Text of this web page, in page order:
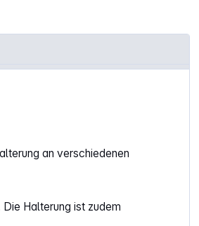
an verschiedenen
Halterung ist zudem